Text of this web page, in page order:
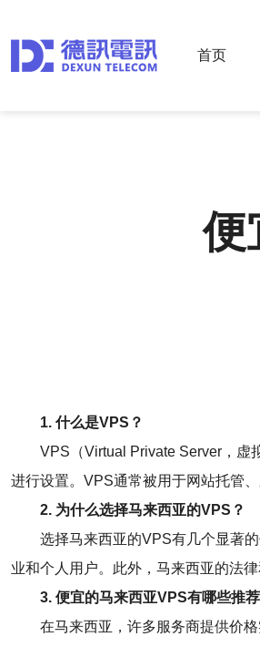
首页
便
1. 什么是VPS？
VPS（Virtual Private Server，虚
进行设置。VPS通常被用于网站托管
2. 为什么选择马来西亚的VPS？
选择马来西亚的VPS有几个显著
业和个人用户。此外，马来西亚的法
3. 便宜的马来西亚VPS有哪些推
在马来西亚，许多服务商提供价